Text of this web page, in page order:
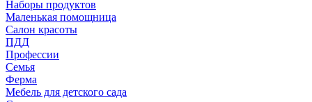
Наборы продуктов
Маленькая помощница
Салон красоты
ПДД
Профессии
Семья
Ферма
Мебель для детского сада